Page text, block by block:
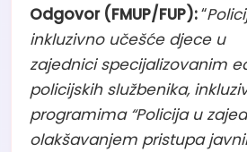
Odgovor (FMUP/FUP):“
inkluzivno učešće djece u
zajednici specijalizovanim
policijskih službenika,
programima “Policija u
olakšavanjem pristupa